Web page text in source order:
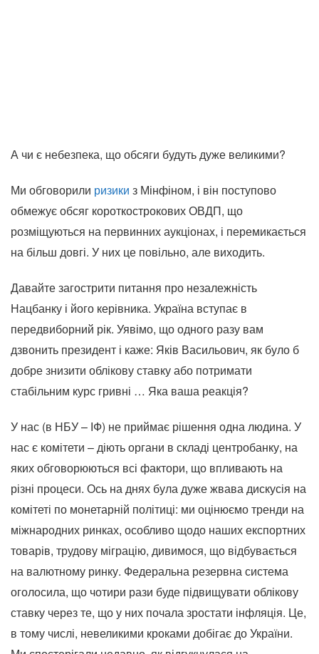
А чи є небезпека, що обсяги будуть дуже великими?
Ми обговорили ризики з Мінфіном, і він поступово
обмежує обсяг короткострокових ОВДП, що
розміщуються на первинних аукціонах, і перемикається
на більш довгі. У них це повільно, але виходить.
Давайте загострити питання про незалежність
Нацбанку і його керівника. Україна вступає в
передвиборний рік. Уявімо, що одного разу вам
дзвонить президент і каже: Яків Васильович, як було б
добре знизити облікову ставку або потримати
стабільним курс гривні … Яка ваша реакція?
У нас (в НБУ – ІФ) не приймає рішення одна людина. У
нас є комітети – діють органи в складі центробанку, на
яких обговорюються всі фактори, що впливають на
різні процеси. Ось на днях була дуже жвава дискусія на
комітеті по монетарній політиці: ми оцінюємо тренди на
міжнародних ринках, особливо щодо наших експортних
товарів, трудову міграцію, дивимося, що відбувається
на валютному ринку. Федеральна резервна система
оголосила, що чотири рази буде підвищувати облікову
ставку через те, що у них почала зростати інфляція. Це,
в тому числі, невеликими кроками добігає до України.